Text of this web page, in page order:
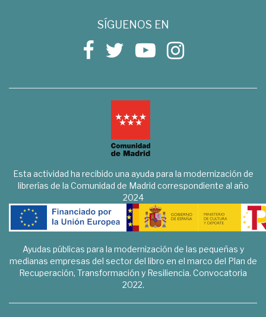
SÍGUENOS EN
Esta actividad ha recibido una ayuda para la modernización de
librerías de la Comunidad de Madrid correspondiente al año
2024
Ayudas públicas para la modernización de las pequeñas y
medianas empresas del sector del libro en el marco del Plan de
Recuperación, Transformación y Resiliencia. Convocatoria
2022.